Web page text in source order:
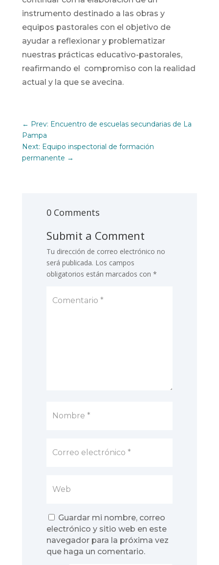
instrumento destinado a las obras y
equipos pastorales con el objetivo de
ayudar a reflexionar y problematizar
nuestras prácticas educativo-pastorales,
reafirmando el compromiso con la realidad
actual y la que se avecina.
← Prev: Encuentro de escuelas secundarias de La
Pampa
Next: Equipo inspectorial de formación
permanente →
0 Comments
Submit a Comment
Tu dirección de correo electrónico no
será publicada. Los campos
obligatorios están marcados con *
Guardar mi nombre, correo
electrónico y sitio web en este
navegador para la próxima vez
que haga un comentario.